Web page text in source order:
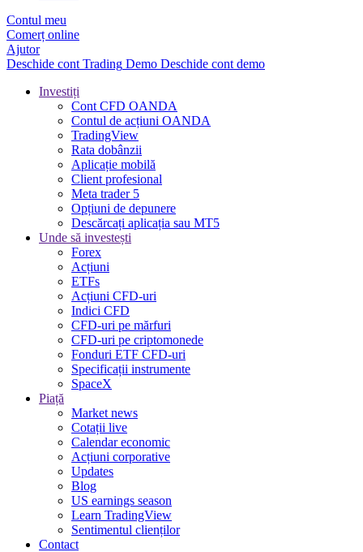
Contul meu
Comerț online
Ajutor
Deschide cont Trading Demo Deschide cont demo
Investiți
Cont CFD OANDA
Contul de acțiuni OANDA
TradingView
Rata dobânzii
Aplicație mobilă
Client profesional
Meta trader 5
Opțiuni de depunere
Descărcați aplicația sau MT5
Unde să investești
Forex
Acțiuni
ETFs
Acțiuni CFD-uri
Indici CFD
CFD-uri pe mărfuri
CFD-uri pe criptomonede
Fonduri ETF CFD-uri
Specificații instrumente
SpaceX
Piață
Market news
Cotații live
Calendar economic
Acțiuni corporative
Updates
Blog
US earnings season
Learn TradingView
Sentimentul clienților
Contact